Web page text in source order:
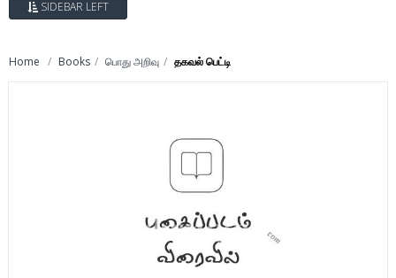
SIDEBAR LEFT
Home Books பொது அறிவு தகவல் பெட்டி